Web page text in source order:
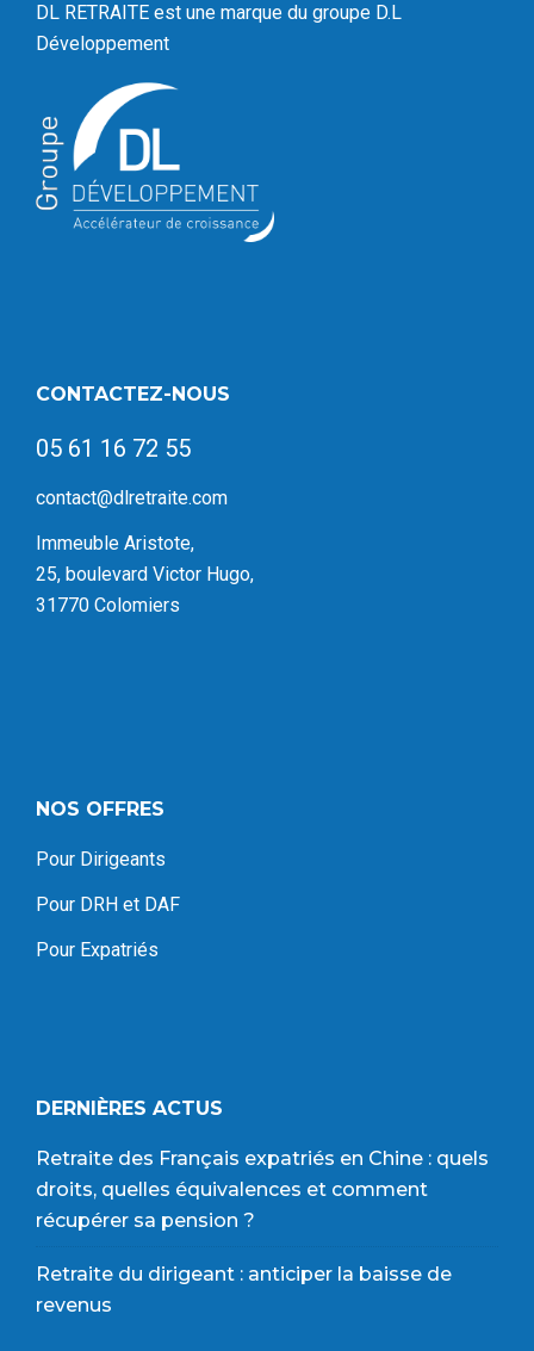
DL RETRAITE est une marque du groupe D.L
Développement
CONTACTEZ-NOUS
05 61 16 72 55
contact@dlretraite.com
Immeuble Aristote,
25, boulevard Victor Hugo,
31770 Colomiers
NOS OFFRES
Pour Dirigeants
Pour DRH et DAF
Pour Expatriés
DERNIÈRES ACTUS
Retraite des Français expatriés en Chine : quels
droits, quelles équivalences et comment
récupérer sa pension ?
Retraite du dirigeant : anticiper la baisse de
revenus